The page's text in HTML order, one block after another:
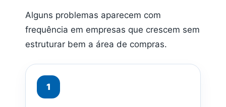
Alguns problemas aparecem com
frequência em empresas que crescem sem
estruturar bem a área de compras.